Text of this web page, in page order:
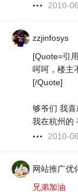
2010-
zzjinfosys
[Quote=引
呵呵，楼主
[/Quote]
够爷们 我
我在杭州的
2010-
网站推广优
兄弟加油